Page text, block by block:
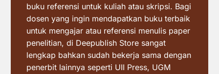
buku referensi untuk kuliah atau skripsi. Bagi
dosen yang ingin mendapatkan buku terbaik
untuk mengajar atau referensi menulis paper
penelitian, di Deepublish Store sangat
lengkap bahkan sudah bekerja sama dengan
penerbit lainnya seperti UII Press, UGM